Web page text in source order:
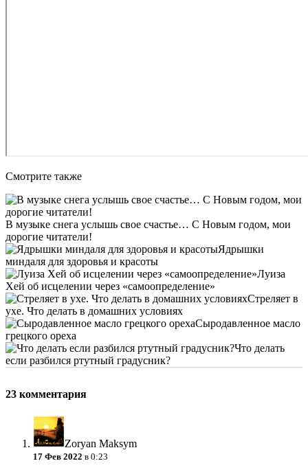
Смотрите также
В музыке снега услышь свое счастье… С Новым годом, мои
дорогие читатели!
Ядрышки
миндаля для здоровья и красоты
Луиза
Хей об исцелении через «самоопределение»
Стреляет в
ухе. Что делать в домашних условиях
Сыродавленное масло
грецкого ореха
Что делать
если разбился ртутный градусник?
23 комментария
Zoryan Maksym
17 Фев 2022 в 0:23